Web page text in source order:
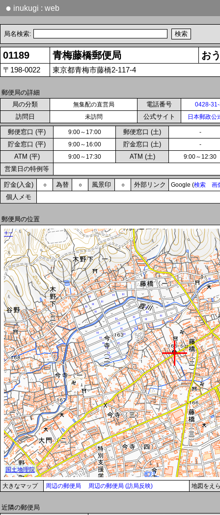
● inukugi : web
局名検索:
01189 青梅藤橋郵便局 お
〒198-0022 東京都青梅市藤橋2-117-4
郵便局の詳細
局の分類
無集配の直営局 電話番号 0428-
訪問日 未訪問 公式サイト 日本郵政公
郵便窓口 (平) 9:00～17:00 郵便窓口 (土) -
貯金窓口 (平) 9:00～16:00 貯金窓口 (土) -
ATM (平) 9:00～17:30 ATM (土) 9:00～12:30
営業日の特例等
貯金(入金) ○ 為替 ○ 風景印 ○ 外部リンク Google (検索 画
個人メモ
郵便局の位置
大きなマップ 周辺の郵便局 周辺の郵便局 (訪局反映) 地図をえ
近隣の郵便局